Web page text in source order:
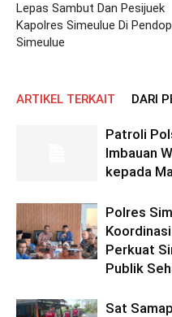
Lepas Sambut Dan Pesijuek
Kapolres Simeulue Di
Simeulue
ARTIKEL TERKAIT DARI
Patroli
Imbauan
kepada
Polres
Perkuat
Publik
Sat